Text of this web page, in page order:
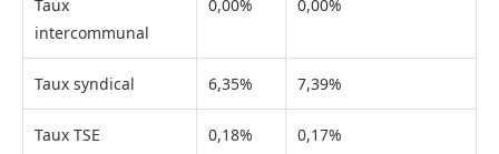
Taux
intercommunal
0,00% 0,00%
Taux syndical 6,35% 7,39%
Taux TSE 0,18% 0,17%